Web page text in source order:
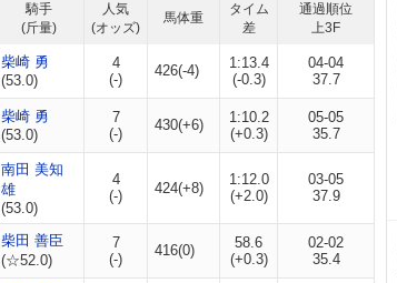
騎手
(斤量)
人気
(オッズ)
馬体重
タイム
差
通過順位
上3F
柴崎 勇
(53.0)
4
(-)
426(-4)
1:13.4
(-0.3)
04-04
37.7
柴崎 勇
(53.0)
7
(-)
430(+6)
1:10.2
(+0.3)
05-05
35.7
南田 美知
雄
(53.0)
4
(-)
424(+8)
1:12.0
(+2.0)
03-05
37.9
柴田 善臣
(☆52.0)
7
(-)
416(0)
58.6
(+0.3)
02-02
35.4